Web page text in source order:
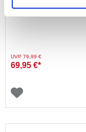
Staubsauger
Preis reduziert von
UVP 79,99 €auf
69,95 €*